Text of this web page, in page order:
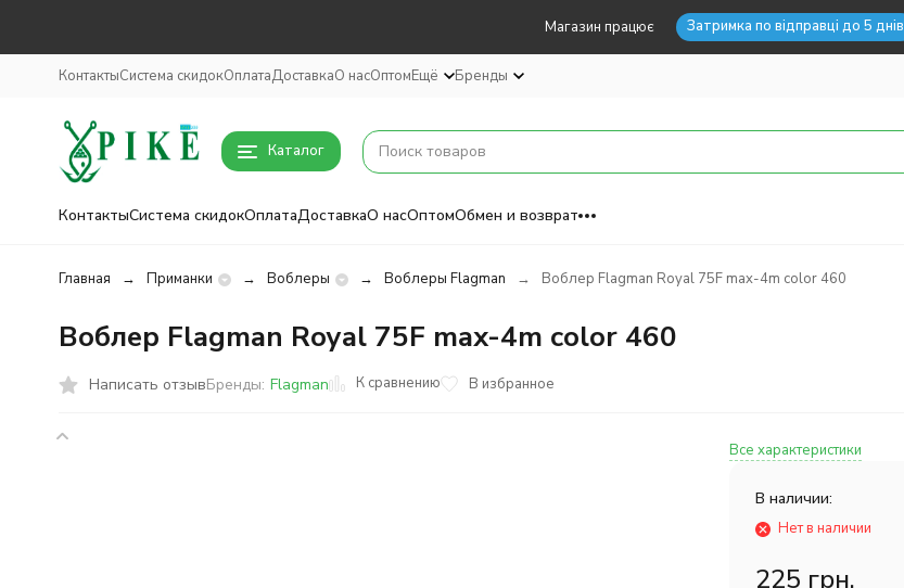
Магазин працює Затримка по відправці до 5 днів
КонтактыСистема скидокОплатаДоставкаО насОптомЕщё Бренды
Каталог
КонтактыСистема скидокОплатаДоставкаО насОптомОбмен и возврат
Главная Приманки Воблеры Воблеры Flagman Воблер Flagman Royal 75F max-4m color 460
Воблер Flagman Royal 75F max-4m color 460
Написать отзывБренды: Flagman К сравнению В избранное
Все характеристики
В наличии:
Нет в наличии
225 грн.